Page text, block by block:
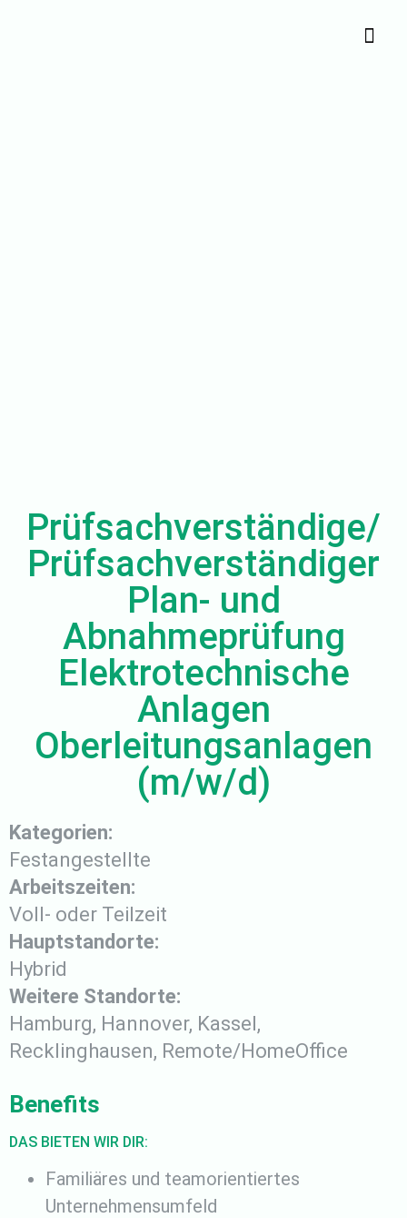
Prüfsachverständige/
Prüfsachverständiger
Plan- und
Abnahmeprüfung
Elektrotechnische
Anlagen
Oberleitungsanlagen
(m/w/d)
Kategorien:
Festangestellte
Arbeitszeiten:
Voll- oder Teilzeit
Hauptstandorte:
Hybrid
Weitere Standorte:
Hamburg, Hannover, Kassel,
Recklinghausen, Remote/HomeOffice
Benefits
DAS BIETEN WIR DIR:
Familiäres und teamorientiertes
Unternehmensumfeld